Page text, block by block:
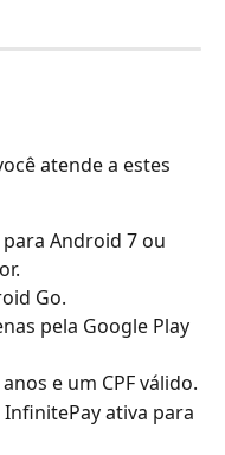
atende a estes
Android 7 ou
Go.
pela Google Play
e um CPF válido.
ativa para